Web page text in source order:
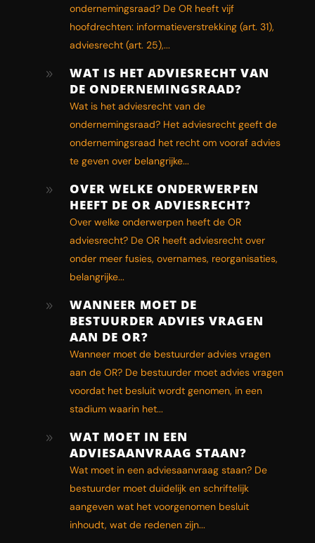
ondernemingsraad? De OR heeft vijf
hoofdrechten: informatieverstrekking (art. 31),
adviesrecht (art. 25),...
9
WAT IS HET ADVIESRECHT VAN
DE ONDERNEMINGSRAAD?
Wat is het adviesrecht van de
ondernemingsraad? Het adviesrecht geeft de
ondernemingsraad het recht om vooraf advies
te geven over belangrijke...
9
OVER WELKE ONDERWERPEN
HEEFT DE OR ADVIESRECHT?
Over welke onderwerpen heeft de OR
adviesrecht? De OR heeft adviesrecht over
onder meer fusies, overnames, reorganisaties,
belangrijke...
9
WANNEER MOET DE
BESTUURDER ADVIES VRAGEN
AAN DE OR?
Wanneer moet de bestuurder advies vragen
aan de OR? De bestuurder moet advies vragen
voordat het besluit wordt genomen, in een
stadium waarin het...
9
WAT MOET IN EEN
ADVIESAANVRAAG STAAN?
Wat moet in een adviesaanvraag staan? De
bestuurder moet duidelijk en schriftelijk
aangeven wat het voorgenomen besluit
inhoudt, wat de redenen zijn...